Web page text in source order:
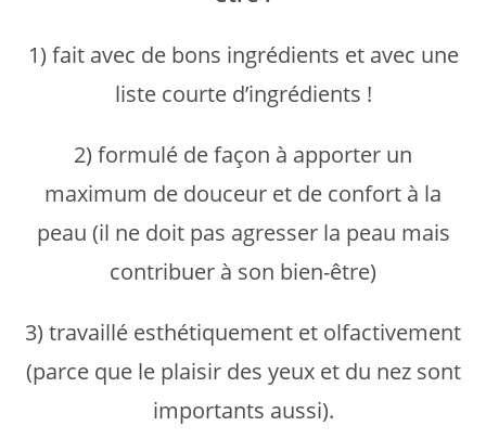
1) fait avec de bons ingrédients et avec une
liste courte d’ingrédients !
2) formulé de façon à apporter un
maximum de douceur et de confort à la
peau (il ne doit pas agresser la peau mais
contribuer à son bien-être)
3) travaillé esthétiquement et olfactivement
(parce que le plaisir des yeux et du nez sont
importants aussi).